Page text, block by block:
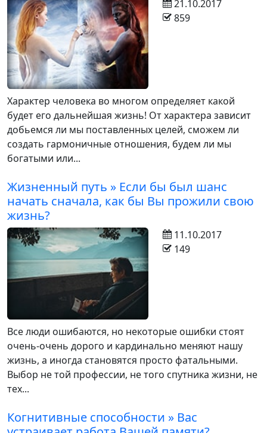
Характер человека во многом определяет какой
будет его дальнейшая жизнь! От характера зависит
добьемся ли мы поставленных целей, сможем ли
создать гармоничные отношения, будем ли мы
богатыми или...
21.10.2017
859
Жизненный путь » Если бы был шанс
начать сначала, как бы Вы прожили свою
жизнь?
Все люди ошибаются, но некоторые ошибки стоят
очень-очень дорого и кардинально меняют нашу
жизнь, а иногда становятся просто фатальными.
Выбор не той профессии, не того спутника жизни, не
тех...
11.10.2017
149
Когнитивные способности » Вас